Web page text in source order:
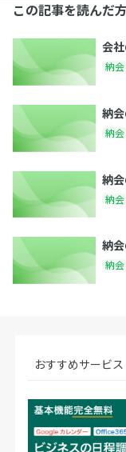
この記事を読んだ
会
納会
納
納会
納
納会
納
納会
おすすめサービス